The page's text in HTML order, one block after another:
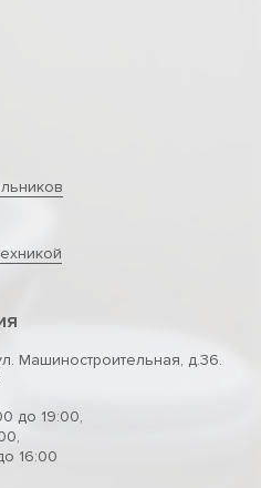
Машиностроительная, д.36.
до 19:00,
16:00